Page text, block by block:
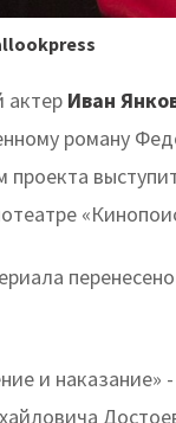
актер Иван
роману
проекта
и наказание»